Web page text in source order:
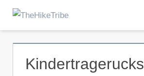
Zum